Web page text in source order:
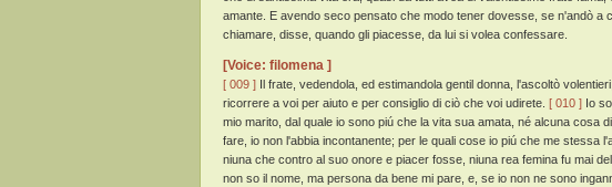
amante. E avendo seco pensato che modo tener dovesse, se n'andò a
chiamare, disse, quando gli piacesse, da lui si volea confessare.
[Voice: filomena ]
[ 009 ] Il frate, vedendola, ed estimandola gentil donna, l'ascoltò
ricorrere a voi per aiuto e per consiglio di ciò che voi udirete. [ 010 ] Io
mio marito, dal quale io sono piú che la vita sua amata, né alcuna cosa
fare, io non l'abbia incontanente; per le quali cose io piú che me
niuna che contro al suo onore e piacer fosse, niuna rea femina fu mai
non so il nome, ma persona da bene mi pare, e, se io non ne sono